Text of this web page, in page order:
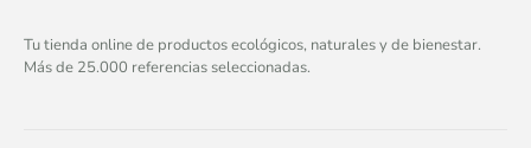
Tu tienda online de productos ecológicos, naturales y de bienestar.
Más de 25.000 referencias seleccionadas.